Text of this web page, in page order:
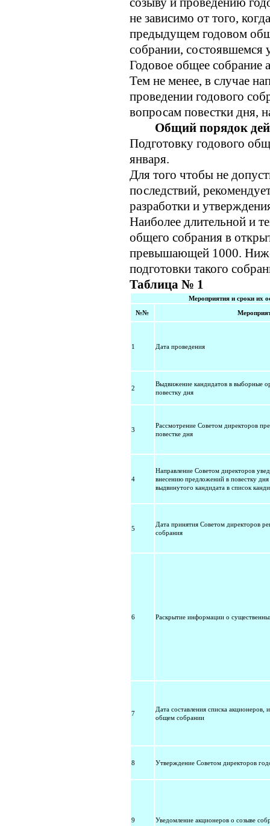
не зависимо от того,
предыдущем годовом
собрании, состоявшемся
Годовое общее собрание
Тем не менее, в случае
проведении годового
вопросам повестки дня,
Общий порядок
Подготовку годового
января.
Для того чтобы не
последствий,
разработки и
Наиболее длительной и
общего собрания в
превышающей 1000.
подготовки такого
Таблица № 1
Мероприятия и сроки их
№№
1 Дата проведения
2
Выдвижение кандидатов в выборные
повестку дня
3
Рассмотрение Советом директоров
повестке дня
4
Направление Советом директоров
внесению предложений в повестку
выдвинутого кандидата в список
5
Дата принятия Советом директоров
собрания
6 Раскрытие информации о
7
Дата составления списка
общем собрании
8 Утверждение Советом директоров
9 Уведомление акционеров о созыве